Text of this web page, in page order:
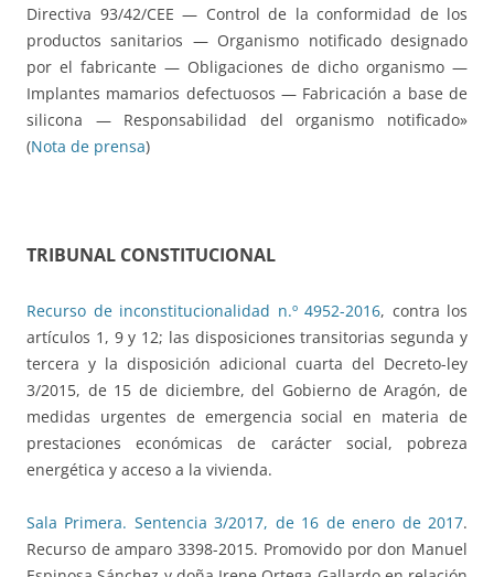
Directiva 93/42/CEE — Control de la conformidad de los
productos sanitarios — Organismo notificado designado
por el fabricante — Obligaciones de dicho organismo —
Implantes mamarios defectuosos — Fabricación a base de
silicona — Responsabilidad del organismo notificado»
(Nota de prensa)
TRIBUNAL CONSTITUCIONAL
Recurso de inconstitucionalidad n.º 4952-2016, contra los
artículos 1, 9 y 12; las disposiciones transitorias segunda y
tercera y la disposición adicional cuarta del Decreto-ley
3/2015, de 15 de diciembre, del Gobierno de Aragón, de
medidas urgentes de emergencia social en materia de
prestaciones económicas de carácter social, pobreza
energética y acceso a la vivienda.
Sala Primera. Sentencia 3/2017, de 16 de enero de 2017.
Recurso de amparo 3398-2015. Promovido por don Manuel